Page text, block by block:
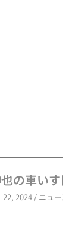
就職～